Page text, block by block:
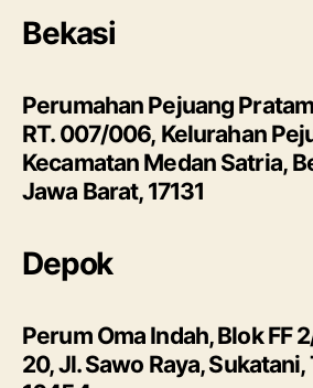
Bekasi
Perumahan Pejuang
RT. 007/006, Kelurahan
Kecamatan Medan Satria,
Jawa Barat, 17131
Depok
Perum Oma Indah, Blok FF
20, Jl. Sawo Raya,